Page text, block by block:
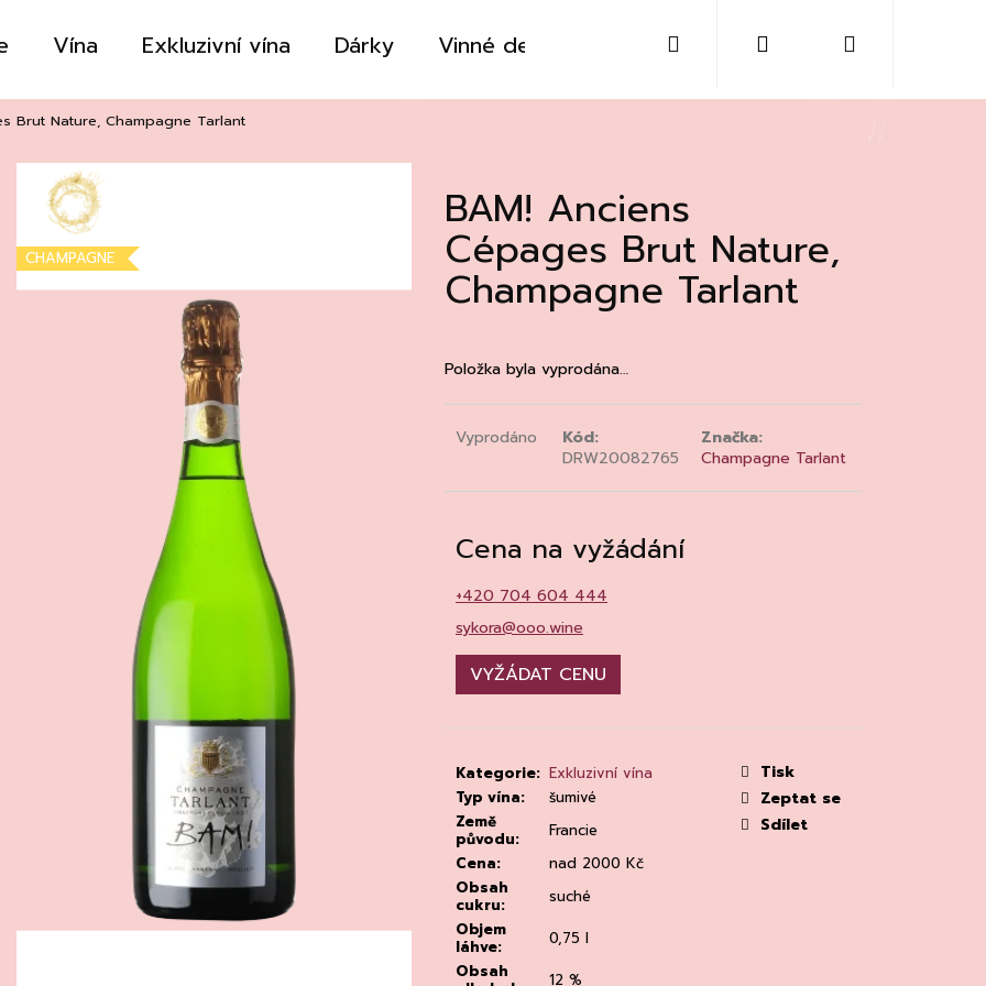
Vína Exkluzivní vína Dárky Vinné destiláty Sklo Doplňky Kontakt
Přihlášení
Brut Nature, Champagne Tarlant
BAM! Anciens
Cépages Brut Nature,
Champagne Tarlant
Položka byla vyprodána…
Vyprodáno
Kód:
DRW20082765
Značka:
Champagne Tarlant
Cena na vyžádání
+420 704 604 444
sykora@ooo.wine
VYŽÁDAT CENU
Kategorie: Exkluzivní vína
Typ vína:
šumivé
Země
původu:
Francie
Cena:
nad 2000 Kč
Obsah
cukru:
suché
Objem
láhve:
0,75 l
Obsah
12 %
Tisk
Zeptat se
Sdílet
CHAMPAGNE
Co potřebujete najít?
Doporučujeme
CHATELDON, VODA PERLIVÁ
DEGUSTACE DOMAINE 'ALZIPRATU